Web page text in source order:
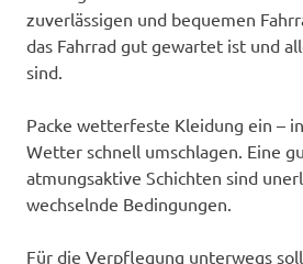
zuverlässigen und bequemen
das Fahrrad gut gewartet ist und
sind.
Packe wetterfeste Kleidung ein –
Wetter schnell umschlagen. Eine
atmungsaktive Schichten sind
wechselnde Bedingungen.
Für die Verpflegung unterwegs